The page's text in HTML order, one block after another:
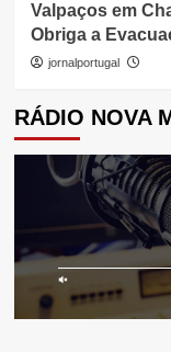
Valpaços em
Obriga a
jornalportugal
RÁDIO NOVA